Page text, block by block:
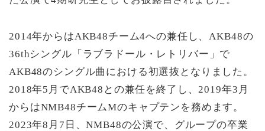
2014年からはAKB48チーム4への兼任し、AKB48の
36thシングル「ラブラドール・レトリバー」で
AKB48のシングル曲における初選抜となりました。
2018年5月でAKB48との兼任を終了し、2019年3月
からはNMB48チームMのキャプテンを務めます。
2023年8月7日、NMB48の公演で、グループの卒業